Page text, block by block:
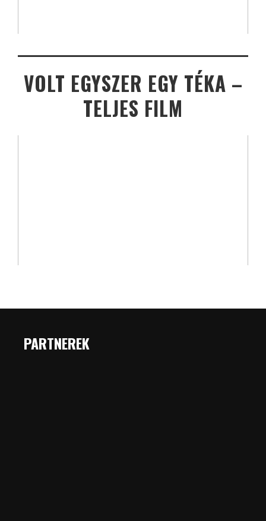
VOLT EGYSZER EGY TÉKA –
TELJES FILM
PARTNEREK